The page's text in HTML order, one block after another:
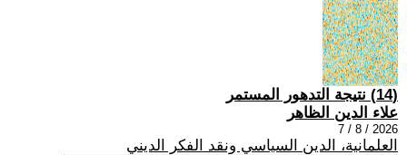
(14) نتيجة التدهور المستمر
علاء الدين الظاهر
2026 / 8 / 7
العلمانية، الدين السياسي ونقد الفكر الديني